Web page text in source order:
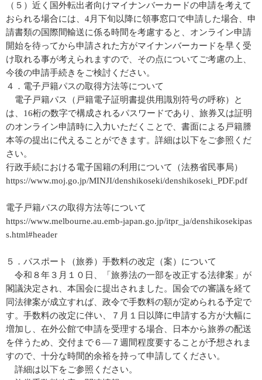
（５）近く国外転出者向けマイナンバーカードの申請を考えて
おられる場合には、4月下旬以降に領事窓口で申請した場合、申
請書類の国際間輸送に係る時間を考慮すると、オンライン申請
開始を待ってから申請された方がマイナンバーカードを早く受
け取れる事が考えられますので、その点についてご考慮の上、
今後の申請手続きをご検討ください。
４．電子戸籍パスの取得方法等について
電子戸籍パス（戸籍電子証明書提供用識別符号の呼称）と
は、16桁の数字で構成されるパスワードであり、旅券又は証明
のオンライン申請時に入力いただくことで、書面による戸籍謄
本等の提出に代えることができます。詳細は以下をご参照くだ
さい。
行政手続における電子国籍の利用について（法務省民事局）
https://www.moj.go.jp/MINJI/denshikoseki/denshikoseki_PDF.pdf
電子戸籍パスの取得方法等について
https://www.melbourne.au.emb-japan.go.jp/itpr_ja/denshikosekipas
s.html#header
５．パスポート（旅券）手数料の改定（案）について
令和８年３月１０日、「旅券法の一部を改正する法律案」が
閣議決定され、本国会に提出されました。国会での審議を経て
同法律案が成立すれば、政令で手数料の額が定められる予定で
す。手数料の改定に伴い、７月１日以降に申請する方が大幅に
増加し、在外公館で申請を受理する場合、日本から旅券の配送
を伴うため、交付まで６―７週間程度要することが予想されま
すので、十分な時間的余裕を持って申請してください。
詳細は以下をご参照ください。